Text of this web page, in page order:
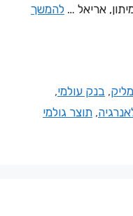
אריאל … להמשך
, בנק עולמי,
, תוצר גולמי